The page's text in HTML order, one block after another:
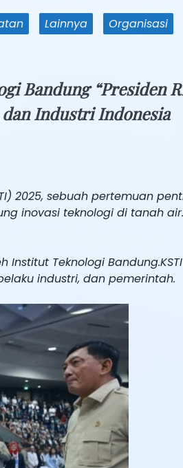
Lainnya
Organisasi
Bandung “Presiden
Industri Indonesia
2025, sebuah pertemuan
inovasi teknologi di tanah air.
Teknologi Bandung.KSTI
industri, dan pemerintah.